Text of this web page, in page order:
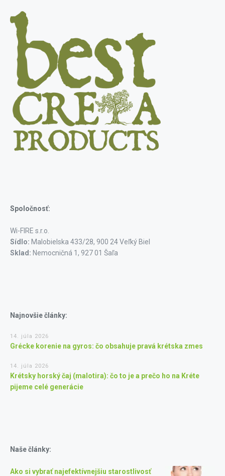
Spoločnosť:
Wi-FIRE s.r.o.
Sídlo: Malobielska 433/28, 900 24 Veľký Biel
Sklad: Nemocničná 1, 927 01 Šaľa
Najnovšie články:
14. júla 2026
Grécke korenie na gyros: čo obsahuje pravá krétska zmes
14. júla 2026
Krétsky horský čaj (malotira): čo to je a prečo ho na Kréte
pijeme celé generácie
Naše články:
Ako si vybrať najefektívnejšiu starostlivosť